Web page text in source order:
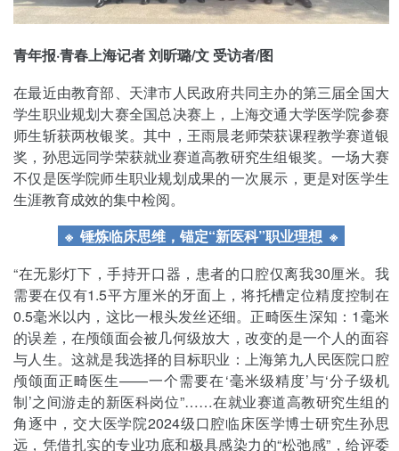
青年报·青春上海记者 刘昕璐/文 受访者/图
在最近由教育部、天津市人民政府共同主办的第三届全国大
学生职业规划大赛全国总决赛上，上海交通大学医学院参赛
师生斩获两枚银奖。其中，王雨晨老师荣获课程教学赛道银
奖，孙思远同学荣获就业赛道高教研究生组银奖。一场大赛
不仅是医学院师生职业规划成果的一次展示，更是对医学生
生涯教育成效的集中检阅。
※ 锤炼临床思维，锚定“新医科”职业理想 ※
“在无影灯下，手持开口器，患者的口腔仅离我30厘米。我
需要在仅有1.5平方厘米的牙面上，将托槽定位精度控制在
0.5毫米以内，这比一根头发丝还细。正畸医生深知：1毫米
的误差，在颅颌面会被几何级放大，改变的是一个人的面容
与人生。这就是我选择的目标职业：上海第九人民医院口腔
颅颌面正畸医生——一个需要在‘毫米级精度’与‘分子级机
制’之间游走的新医科岗位”……在就业赛道高教研究生组的
角逐中，交大医学院2024级口腔临床医学博士研究生孙思
远，凭借扎实的专业功底和极具感染力的“松弛感”，给评委